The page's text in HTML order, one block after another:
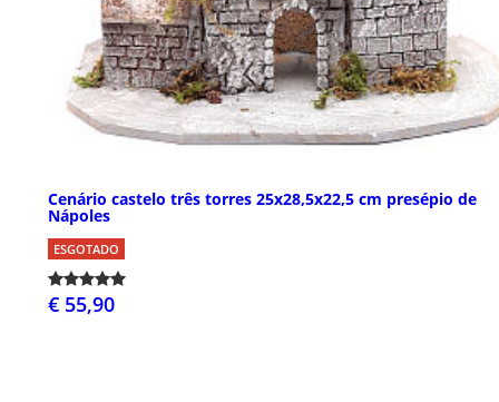
Cenário castelo três torres 25x28,5x22,5 cm presépio de
Nápoles
ESGOTADO
€ 55,90